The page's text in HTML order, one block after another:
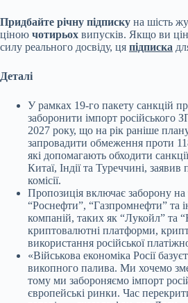
Придбайте річну підписку на шість
ціною чотирьох випусків. Якщо ви
силу реального досвіду, ця підписка
Деталі
У рамках 19-го пакету санкцій
заборонити імпорт російського
2027 року, що на рік раніше
запровадити обмеження проти
які допомагають обходити
Китаї, Індії та Туреччині,
комісії.
Пропозиція включає заборону на
“Роснефти”, “Газпромнефти” та
компаній, таких як “Лукойл” та
криптовалютні платформи,
використання російської
«Військова економіка Росії
викопного палива. Ми хочемо
тому ми забороняємо імпорт
європейські ринки. Час